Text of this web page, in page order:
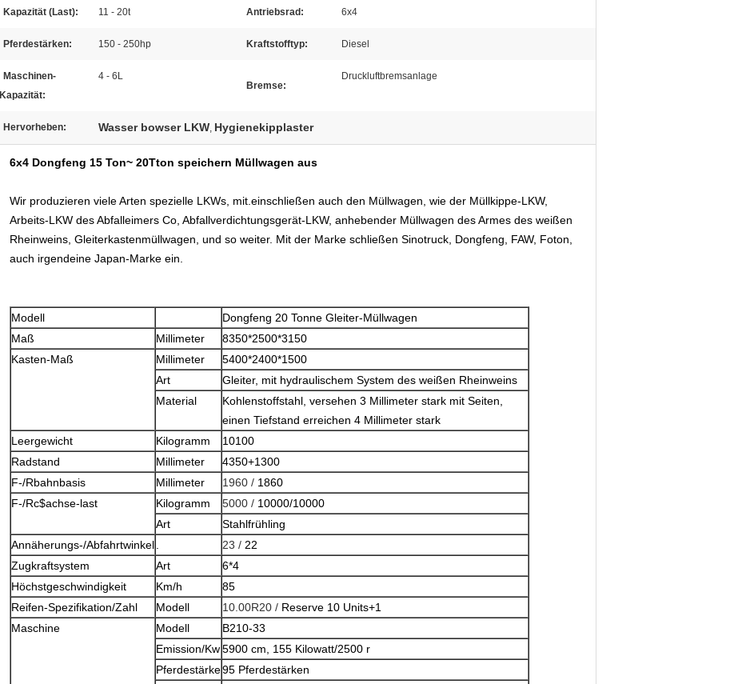
Kapazität (Last): 11 - 20t Antriebsrad: 6x4
Pferdestärken: 150 - 250hp Kraftstofftyp: Diesel
Maschinen-
Kapazität:
4 - 6L
Bremse:
Druckluftbremsanlage
Hervorheben: Wasser bowser LKW, Hygienekipplaster
6x4 Dongfeng 15 Ton~ 20Tton speichern Müllwagen aus
Wir produzieren viele Arten spezielle LKWs, mit.einschließen auch den Müllwagen, wie der Müllkippe-LKW,
Arbeits-LKW des Abfalleimers Co, Abfallverdichtungsgerät-LKW, anhebender Müllwagen des Armes des weißen
Rheinweins, Gleiterkastenmüllwagen, und so weiter. Mit der Marke schließen Sinotruck, Dongfeng, FAW, Foton,
auch irgendeine Japan-Marke ein.
Modell
Dongfeng 20 Tonne Gleiter-Müllwagen
Maß
Millimeter
8350*2500*3150
Kasten-Maß
Millimeter
5400*2400*1500
Art
Gleiter, mit hydraulischem System des weißen Rheinweins
Material
Kohlenstoffstahl, versehen 3 Millimeter stark mit Seiten,
einen Tiefstand erreichen 4 Millimeter stark
Leergewicht
Kilogramm
10100
Radstand
Millimeter
4350+1300
F-/Rbahnbasis
Millimeter 1960 / 1860
F-/Rc$achse-last
Kilogramm 5000 / 10000/10000
Art
Stahlfrühling
Annäherungs-/Abfahrtwinkel
23 / 22
Zugkraftsystem
Art
6*4
Höchstgeschwindigkeit
Km/h
85
Reifen-Spezifikation/Zahl
Modell 10.00R20 / Reserve 10 Units+1
Maschine
Modell
B210-33
Emission/Kw5900 cm, 155 Kilowatt/2500 r
Pferdestärke95 Pferdestärken